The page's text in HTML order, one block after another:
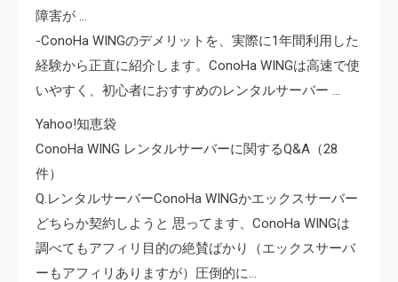
障害が …
-ConoHa WINGのデメリットを、実際に1年間利用した
経験から正直に紹介します。ConoHa WINGは高速で使
いやすく、初心者におすすめのレンタルサーバー …
Yahoo!知恵袋
ConoHa WING レンタルサーバーに関するQ&A（28
件）
Q.レンタルサーバーConoHa WINGかエックスサーバー
どちらか契約しようと 思ってます、ConoHa WINGは
調べてもアフィリ目的の絶賛ばかり（エックスサーバ
ーもアフィリありますが）圧倒的に…